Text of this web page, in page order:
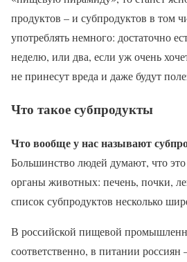
продуктов – и субпродуктов в том
употреблять немного: достаточно
неделю, или два, если уж очень
не принесут вреда и даже будут
Что такое субпродукты
Что вообще у нас называют
Большинство людей думают, что
органы животных: печень, почки,
список субпродуктов несколько
В российской пищевой
соответственно, в питании россиян